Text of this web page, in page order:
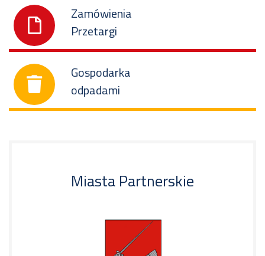
Zamówienia
Przetargi
Gospodarka
odpadami
Miasta Partnerskie